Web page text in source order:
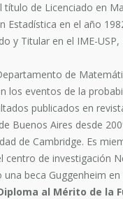
de Licenciado en
en el año
y Titular en el IME-
de
eventos de la
publicados en
Buenos Aires desde
de Cambridge. Es
centro de investigación
beca Guggenheim
al Mérito de la